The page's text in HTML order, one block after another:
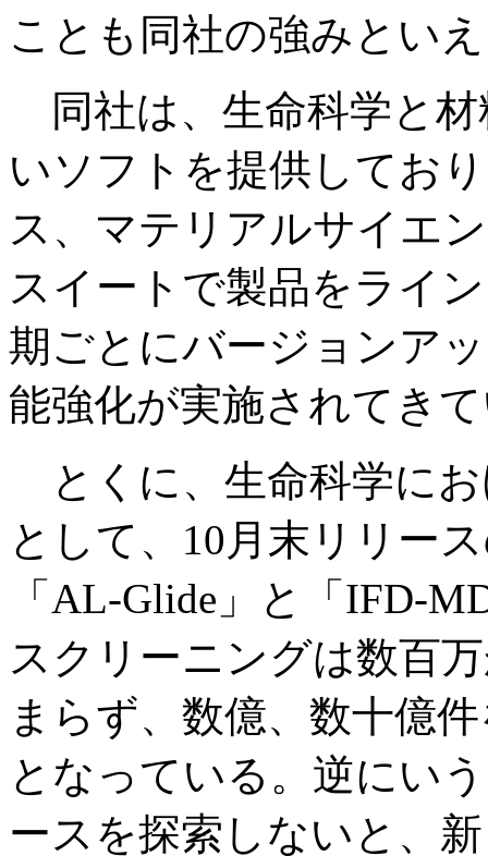
ことも同社の強みとい
同社は、生命科学と材
いソフトを提供してお
ス、マテリアルサイエ
スイートで製品をライ
期ごとにバージョンア
能強化が実施されてき
とくに、生命科学に
として、10月末リリー
「AL-Glide」と「IFD-
スクリーニングは数百
まらず、数億、数十億
となっている。逆にい
ースを探索しないと、